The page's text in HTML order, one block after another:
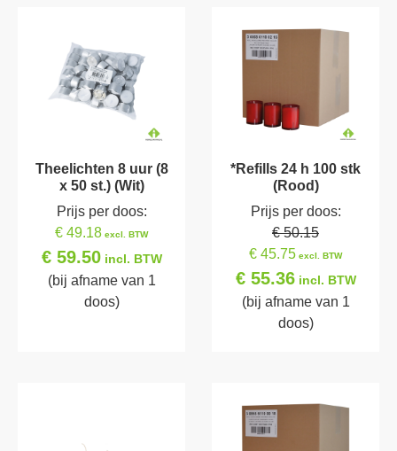
Theelichten 8 uur (8
x 50 st.) (Wit)
Prijs per doos:
€ 49.18 excl. BTW
€ 59.50incl. BTW
(bij afname van 1
doos)
*Refills 24 h 100 stk
(Rood)
Prijs per doos:
€ 50.15
€ 45.75 excl. BTW
€ 55.36incl. BTW
(bij afname van 1
doos)